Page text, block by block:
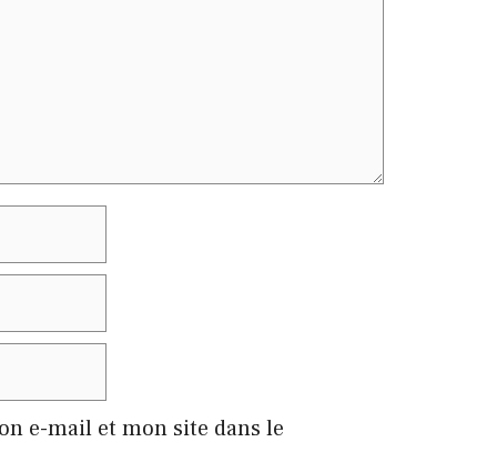
e-mail et mon site dans le